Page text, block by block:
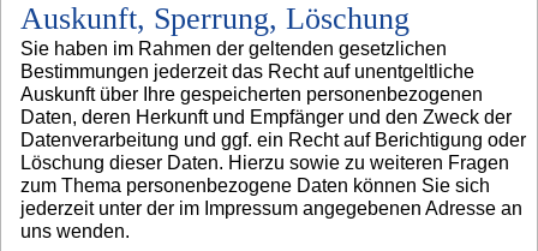
Auskunft, Sperrung, Löschung
Sie haben im Rahmen der geltenden gesetzlichen
Bestimmungen jederzeit das Recht auf unentgeltliche
Auskunft über Ihre gespeicherten personenbezogenen
Daten, deren Herkunft und Empfänger und den Zweck der
Datenverarbeitung und ggf. ein Recht auf Berichtigung oder
Löschung dieser Daten. Hierzu sowie zu weiteren Fragen
zum Thema personenbezogene Daten können Sie sich
jederzeit unter der im Impressum angegebenen Adresse an
uns wenden.